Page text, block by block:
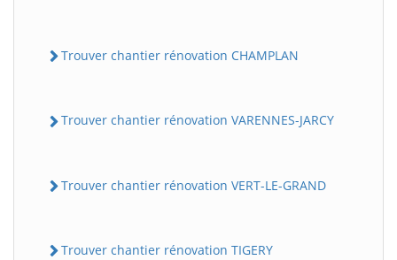
Trouver chantier rénovation CHAMPLAN
Trouver chantier rénovation VARENNES-JARCY
Trouver chantier rénovation VERT-LE-GRAND
Trouver chantier rénovation TIGERY